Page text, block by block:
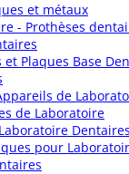
et métaux
- Prothèses
Plaques Base
de
de Laboratoire
Dentaires
pour